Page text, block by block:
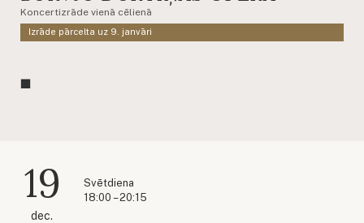
Koncertizrāde vienā cēlienā
Izrāde pārcelta uz 9. janvāri
19
dec.
Svētdiena
18:00 – 20:15